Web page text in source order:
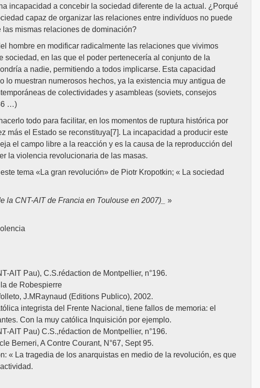
incapacidad a concebir la sociedad diferente de la actual. ¿Porqué
capaz de organizar las relaciones entre indivíduos no puede
mismas relaciones de dominación?
hombre en modificar radicalmente las relaciones que vivimos
sociedad, en las que el poder pertenecería al conjunto de la
a nadie, permitiendo a todos implicarse. Esta capacidad
lo muestran numerosos hechos, ya la existencia muy antigua de
de colectividades y asambleas (soviets, consejos
…)
todo para facilitar, en los momentos de ruptura histórica por
más el Estado se reconstituya[7]. La incapacidad a producir este
el campo libre a la reacción y es la causa de la reproducción del
la violencia revolucionaria de las masas.
tema «La gran revolución» de Piotr Kropotkin; « La sociedad
la CNT-AIT de Francia en Toulouse en 2007)_
»
AIT Pau), C.S.rédaction de Montpellier, n°196.
de Robespierre
J.MRaynaud (Editions Publico), 2002.
integrista del Frente Nacional, tiene fallos de memoria: el
Con la muy católica Inquisición por ejemplo.
AIT Pau) C.S.,rédaction de Montpellier, n°196.
Berneri, A Contre Courant, N°67, Sept 95.
« La tragedia de los anarquistas en medio de la revolución, es que